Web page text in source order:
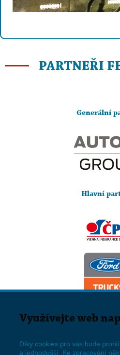
PARTNEŘI
Generální
Hlavní
Využívejte web
Díky cookies pro vás bude
a jednodušší. Ke zpracování